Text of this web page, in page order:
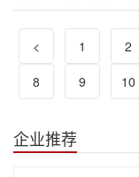
< 1 2
8
9 10
企业推荐